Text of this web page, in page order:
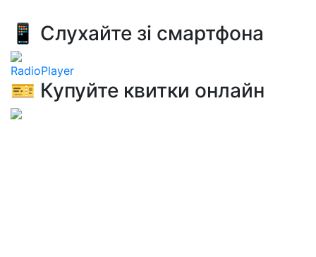
📱 Слухайте зі смартфона
RadioPlayer
🎫 Купуйте квитки онлайн